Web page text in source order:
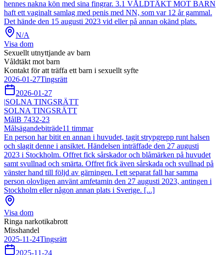
hennes nakna kön med sina fingrar. 3.1 VÅLDTÄKT MOT BARN
haft ett vaginalt samlag med penis med NN, som var 12 år gammal.
Det hände den 15 augusti 2023 vid eller på annan okänd plats.
N/A
Visa dom
Sexuellt utnyttjande av barn
Våldtäkt mot barn
Kontakt för att träffa ett barn i sexuellt syfte
2026-01-27Tingsrätt
2026-01-27
|SOLNA TINGSRÄTT
SOLNA TINGSRÄTT
MålB 7432-23
Målsägandebiträde11 timmar
En person har bitit en annan i huvudet, tagit strypgrepp runt halsen
och slagit denne i ansiktet. Händelsen inträffade den 27 augusti
2023 i Stockholm. Offret fick sårskador och blåmärken på huvudet
samt svullnad och smärta. Offret fick även sårskada och svullnad på
vänster hand till följd av gärningen. I ett separat fall har samma
person olovligen använt amfetamin den 27 augusti 2023, antingen i
Stockholm eller någon annan plats i Sverige. [...]
Visa dom
Ringa narkotikabrott
Misshandel
2025-11-24Tingsrätt
2025-11-24